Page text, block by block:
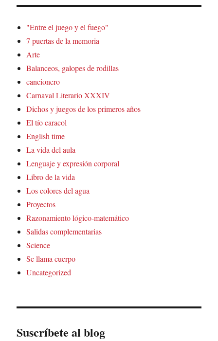
"Entre el juego y el fuego"
7 puertas de la memoria
Arte
Balanceos, galopes de rodillas
cancionero
Carnaval Literario XXXIV
Dichos y juegos de los primeros años
El tío caracol
English time
La vida del aula
Lenguaje y expresión corporal
Libro de la vida
Los colores del agua
Proyectos
Razonamiento lógico-matemático
Salidas complementarias
Science
Se llama cuerpo
Uncategorized
Suscríbete al blog